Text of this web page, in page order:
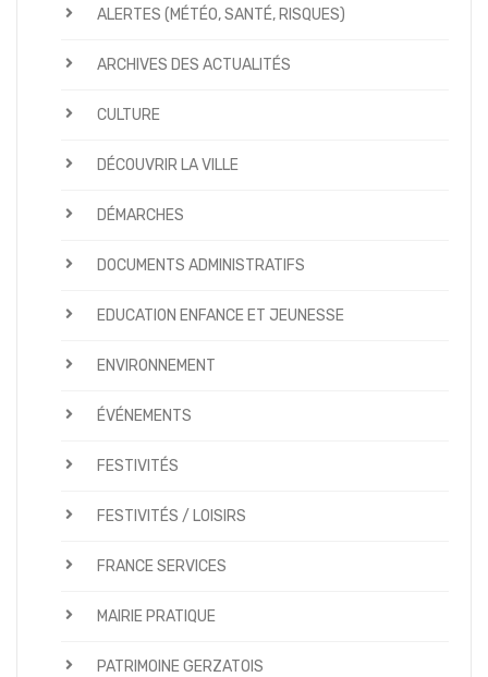
ALERTES (MÉTÉO, SANTÉ, RISQUES)
ARCHIVES DES ACTUALITÉS
CULTURE
DÉCOUVRIR LA VILLE
DÉMARCHES
DOCUMENTS ADMINISTRATIFS
EDUCATION ENFANCE ET JEUNESSE
ENVIRONNEMENT
ÉVÉNEMENTS
FESTIVITÉS
FESTIVITÉS / LOISIRS
FRANCE SERVICES
MAIRIE PRATIQUE
PATRIMOINE GERZATOIS